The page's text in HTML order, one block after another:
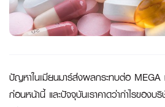
ปัญหาในเมียนมาร์ส่งผลกระทบต่อ MEGA
ก่อนหน้านี้ และปัจจุบันเราคาดว่ากำไรของ